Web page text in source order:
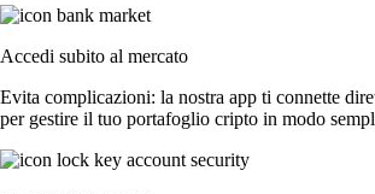
Accedi subito al mercato
Evita complicazioni: la nostra app ti connette
per gestire il tuo portafoglio cripto in modo